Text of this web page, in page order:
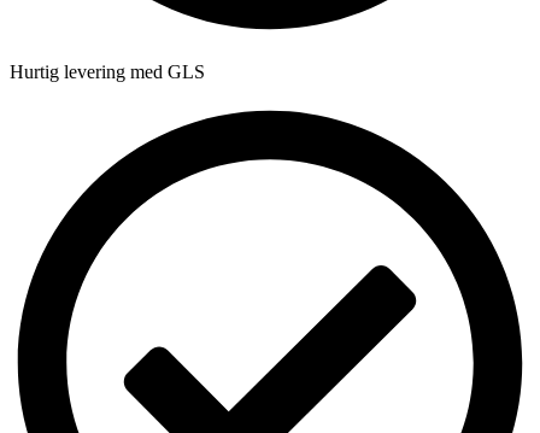
Hurtig levering med GLS